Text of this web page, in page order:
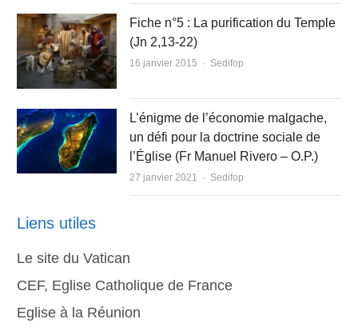
Fiche n°5 : La purification du Temple
(Jn 2,13-22)
16 janvier 2015 Author
Sedifop
L’énigme de l’économie malgache,
un défi pour la doctrine sociale de
l’Église (Fr Manuel Rivero – O.P.)
27 janvier 2021 Author
Sedifop
Liens utiles
Le site du Vatican
CEF, Eglise Catholique de France
Eglise à la Réunion